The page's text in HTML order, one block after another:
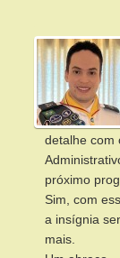
18 de julho
Olá, Luiz,
É
a Insígnia
detalhe com
próximo
Sim, com
a insígnia
mais.